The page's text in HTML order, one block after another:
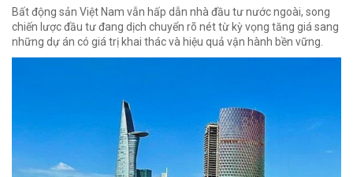
Bất động sản Việt Nam vẫn hấp dẫn nhà đầu tư nước ngoài, song
chiến lược đầu tư đang dịch chuyển rõ nét từ kỳ vọng tăng giá sang
những dự án có giá trị khai thác và hiệu quả vận hành bền vững.